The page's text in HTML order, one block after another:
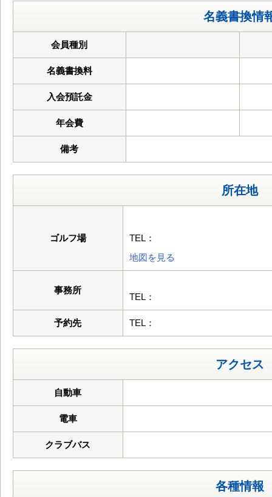
名義書換情
会員種別
名義書換料
入会預託金
年会費
備考
所在地
ゴルフ場
TEL：
地図を見る
事務所
TEL：
予約先 TEL：
アクセス
自動車
電車
クラブバス
各種情報